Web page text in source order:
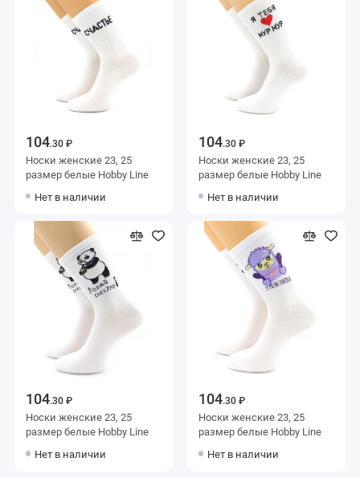
104.30 ₽
Носки женские 23, 25
размер белые Hobby Line
Нет в наличии
104.30 ₽
Носки женские 23, 25
размер белые Hobby Line
Нет в наличии
104.30 ₽
Носки женские 23, 25
размер белые Hobby Line
Нет в наличии
104.30 ₽
Носки женские 23, 25
размер белые Hobby Line
Нет в наличии